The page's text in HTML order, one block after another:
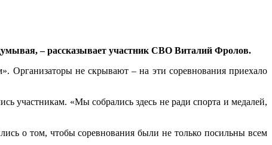
– рассказывает участник СВО Виталий Фролов.
Организаторы не скрывают – на эти соревнования приехало
участникам. «Мы собрались здесь не ради спорта и медалей,
о том, чтобы соревнования были не только посильны всем